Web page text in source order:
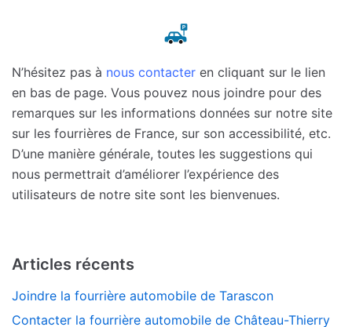
N’hésitez pas à nous contacter en cliquant sur le lien
en bas de page. Vous pouvez nous joindre pour des
remarques sur les informations données sur notre site
sur les fourrières de France, sur son accessibilité, etc.
D’une manière générale, toutes les suggestions qui
nous permettrait d’améliorer l’expérience des
utilisateurs de notre site sont les bienvenues.
Articles récents
Joindre la fourrière automobile de Tarascon
Contacter la fourrière automobile de Château-Thierry